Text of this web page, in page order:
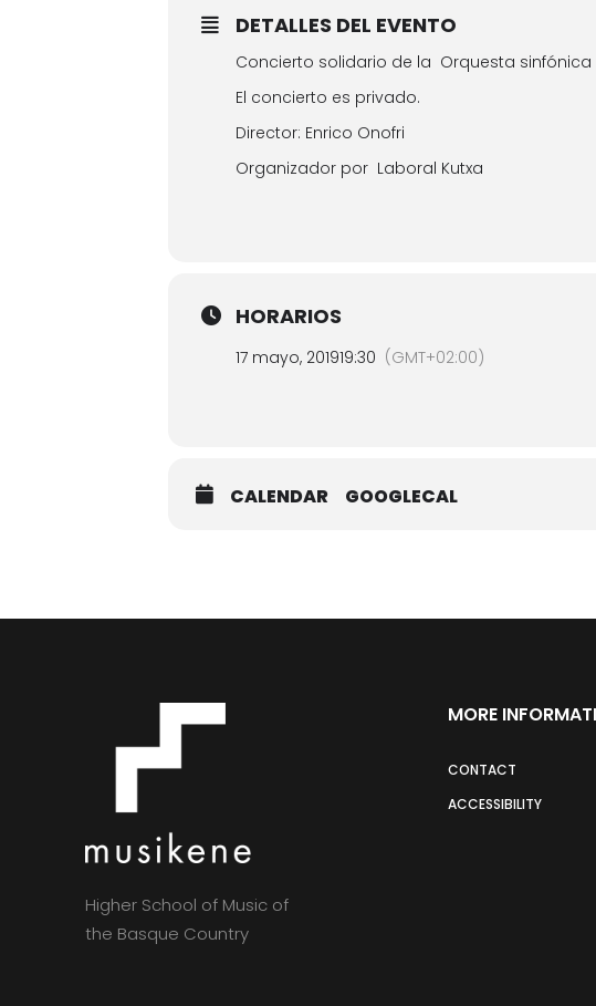
DETALLES DEL EVENTO
Concierto solidario de la Orquesta sinfónica
El concierto es privado.
Director: Enrico Onofri
Organizador por Laboral Kutxa
HORARIOS
17 mayo, 201919:30 (GMT+02:00)
CALENDAR GOOGLECAL
Higher School of Music of
the Basque Country
MORE
CONTACT
ACCESSIBILITY